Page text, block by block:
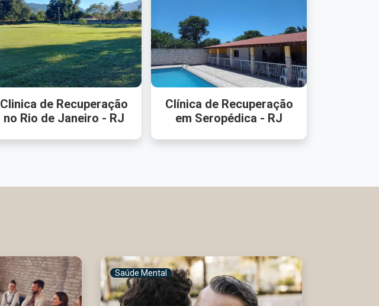
Clinica de Recuperação
no Rio de Janeiro - RJ
Clínica de Recuperação
em Seropédica - RJ
Saúde Mental